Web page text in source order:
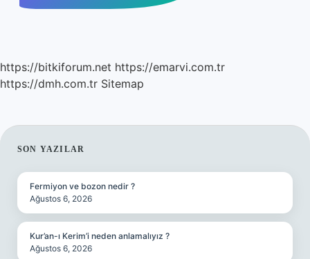
https://bitkiforum.net https://emarvi.com.tr
https://dmh.com.tr Sitemap
SIDEBAR
SON YAZILAR
Fermiyon ve bozon nedir ?
Ağustos 6, 2026
Kur’an-ı Kerim’i neden anlamalıyız ?
Ağustos 6, 2026